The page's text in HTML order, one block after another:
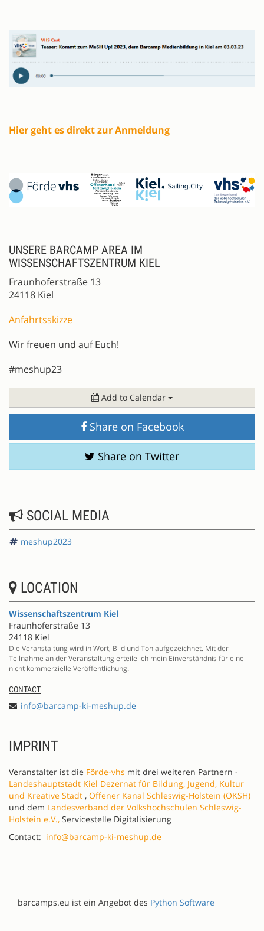
Hier geht es direkt zur Anmeldung
UNSERE BARCAMP AREA IM
WISSENSCHAFTSZENTRUM KIEL
Fraunhoferstraße 13
24118 Kiel
Anfahrtsskizze
Wir freuen und auf Euch!
#meshup23
Add to Calendar
Share on Facebook
Share on Twitter
SOCIAL MEDIA
meshup2023
LOCATION
Wissenschaftszentrum Kiel
Fraunhoferstraße 13
24118 Kiel
Die Veranstaltung wird in Wort, Bild und Ton aufgezeichnet. Mit der
Teilnahme an der Veranstaltung erteile ich mein Einverständnis für eine
nicht kommerzielle Veröffentlichung.
CONTACT
info@barcamp-ki-meshup.de
IMPRINT
Veranstalter ist die Förde-vhs mit drei weiteren Partnern -
Landeshauptstadt Kiel Dezernat für Bildung, Jugend, Kultur
und Kreative Stadt , Offener Kanal Schleswig-Holstein (OKSH)
und dem Landesverband der Volkshochschulen Schleswig-
Holstein e.V., Servicestelle Digitalisierung
Contact: info@barcamp-ki-meshup.de
barcamps.eu ist ein Angebot des Python Software